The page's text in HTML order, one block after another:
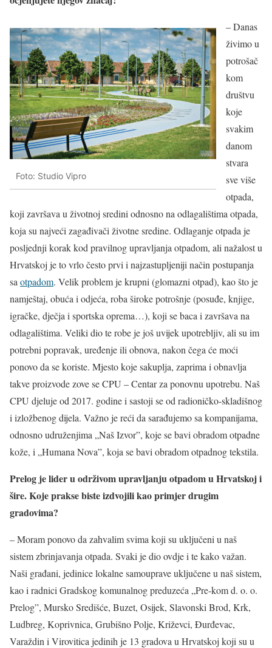
Foto: Studio Vipro
– Danas
živimo u
potrošač
kom
društvu
koje
svakim
danom
stvara
sve više
otpada,
koji završava u životnoj sredini odnosno na odlagalištima otpada,
koja su najveći zagađivači životne sredine. Odlaganje otpada je
posljednji korak kod pravilnog upravljanja otpadom, ali nažalost u
Hrvatskoj je to vrlo često prvi i najzastupljeniji način postupanja
sa otpadom. Velik problem je krupni (glomazni otpad), kao što je
namještaj, obuća i odjeća, roba široke potrošnje (posuđe, knjige,
igračke, dječja i sportska oprema…), koji se baca i završava na
odlagalištima. Veliki dio te robe je još uvijek upotrebljiv, ali su im
potrebni popravak, uređenje ili obnova, nakon čega će moći
ponovo da se koriste. Mjesto koje sakuplja, zaprima i obnavlja
takve proizvode zove se CPU – Centar za ponovnu upotrebu. Naš
CPU djeluje od 2017. godine i sastoji se od radioničko-skladišnog
i izložbenog dijela. Važno je reći da sarađujemo sa kompanijama,
odnosno udruženjima „Naš Izvor”, koje se bavi obradom otpadne
kože, i „Humana Nova”, koja se bavi obradom otpadnog tekstila.
Prelog je lider u održivom upravljanju otpadom u Hrvatskoj i
šire. Koje prakse biste izdvojili kao primjer drugim
gradovima?
– Moram ponovo da zahvalim svima koji su uključeni u naš
sistem zbrinjavanja otpada. Svaki je dio ovdje i te kako važan.
Naši građani, jedinice lokalne samouprave uključene u naš sistem,
kao i radnici Gradskog komunalnog preduzeća „Pre-kom d. o. o.
Prelog”, Mursko Središće, Buzet, Osijek, Slavonski Brod, Krk,
Ludbreg, Koprivnica, Grubišno Polje, Križevci, Đurđevac,
Varaždin i Virovitica jedinih je 13 gradova u Hrvatskoj koji su u